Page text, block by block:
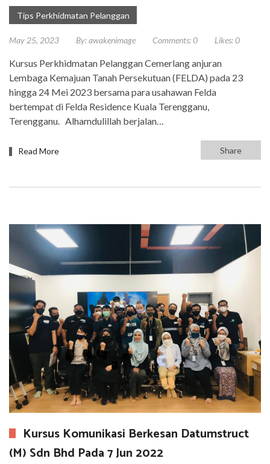
Tips Perkhidmatan Pelanggan
May 25, 2023 By:awakenimage Comments:0 Likes:0
Kursus Perkhidmatan Pelanggan Cemerlang anjuran
Lembaga Kemajuan Tanah Persekutuan (FELDA) pada 23
hingga 24 Mei 2023 bersama para usahawan Felda
bertempat di Felda Residence Kuala Terengganu,
Terengganu. Alhamdulillah berjalan…
Read More Share
Kursus Komunikasi Berkesan Datumstruct
(M) Sdn Bhd Pada 7 Jun 2022